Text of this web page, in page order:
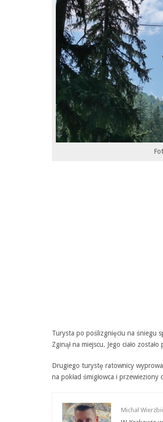
Turysta po poślizgnięciu na śniegu
Zginął na miejscu. Jego ciało
Drugiego turystę ratownicy
na pokład śmigłowca i przewieziony
Michał